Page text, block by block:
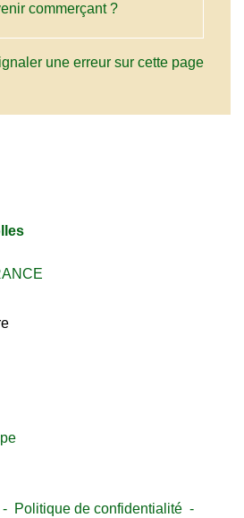
commerçant ?
une erreur sur cette page
- Politique de confidentialité -